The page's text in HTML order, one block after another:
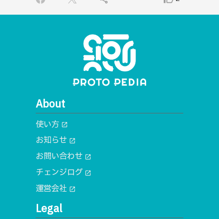
About
使い方 open_in_new
お知らせ open_in_new
お問い合わせ open_in_new
チェンジログ open_in_new
運営会社 open_in_new
Legal